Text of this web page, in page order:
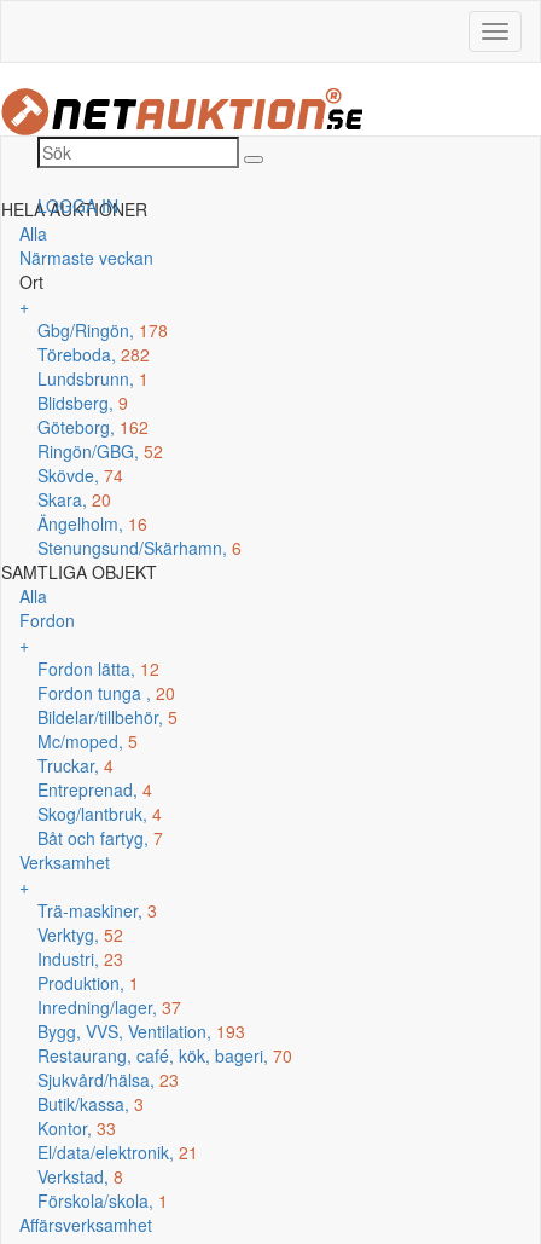
LOGGA IN
HELA AUKTIONER
Alla
Närmaste veckan
Ort
+
Gbg/Ringön, 178
Töreboda, 282
Lundsbrunn, 1
Blidsberg, 9
Göteborg, 162
Ringön/GBG, 52
Skövde, 74
Skara, 20
Ängelholm, 16
Stenungsund/Skärhamn, 6
SAMTLIGA OBJEKT
Alla
Fordon
+
Fordon lätta, 12
Fordon tunga , 20
Bildelar/tillbehör, 5
Mc/moped, 5
Truckar, 4
Entreprenad, 4
Skog/lantbruk, 4
Båt och fartyg, 7
Verksamhet
+
Trä-maskiner, 3
Verktyg, 52
Industri, 23
Produktion, 1
Inredning/lager, 37
Bygg, VVS, Ventilation, 193
Restaurang, café, kök, bageri, 70
Sjukvård/hälsa, 23
Butik/kassa, 3
Kontor, 33
El/data/elektronik, 21
Verkstad, 8
Förskola/skola, 1
Affärsverksamhet